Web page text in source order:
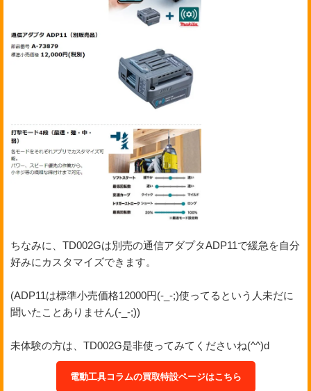
ちなみに、TD002Gは別売の通信アダプタADP11で緩急を自分
好みにカスタマイズできます。
(ADP11は標準小売価格12000円(-_-;)使ってるという人未だに
聞いたことありません(-_-;))
未体験の方は、TD002G是非使ってみてくださいね(^^)d
電動工具コラムの買取特設ページはこちら